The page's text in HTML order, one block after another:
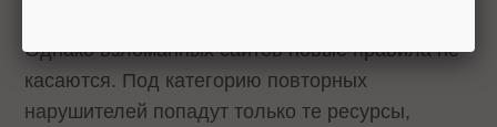
Однако взломанных сайтов новые правила не
касаются. Под категорию повторных
нарушителей попадут только те ресурсы,